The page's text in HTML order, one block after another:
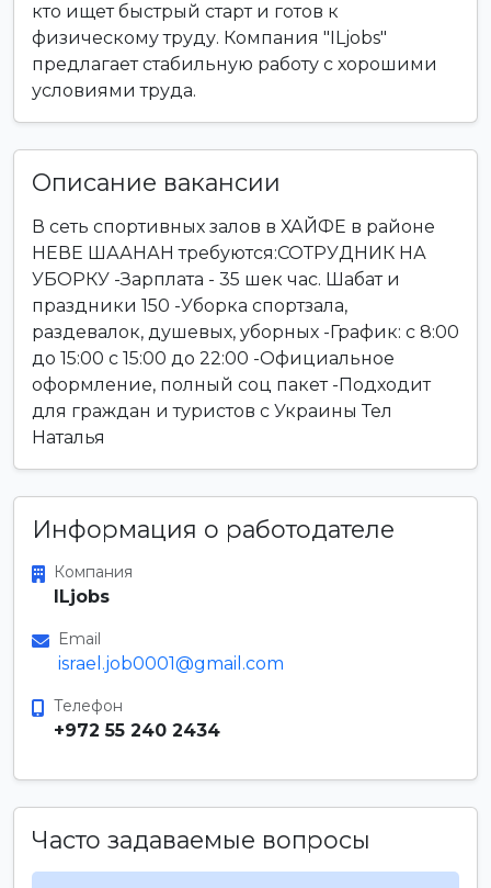
кто ищет быстрый старт и готов к
физическому труду. Компания "ILjobs"
предлагает стабильную работу с хорошими
условиями труда.
Описание вакансии
В сеть спортивных залов в ХАЙФЕ в районе
НЕВЕ ШААНАН требуются:СОТРУДНИК НА
УБОРКУ -Зарплата - 35 шек час. Шабат и
праздники 150 -Уборка спортзала,
раздевалок, душевых, уборных -График: с 8:00
до 15:00 с 15:00 до 22:00 -Официальное
оформление, полный соц пакет -Подходит
для граждан и туристов с Украины Тел
Наталья
Информация о работодателе
Компания
ILjobs
Email
israel.job0001@gmail.com
Телефон
+972 55 240 2434
Часто задаваемые вопросы